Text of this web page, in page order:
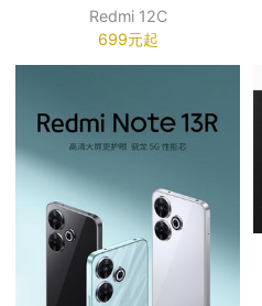
Redmi 12C
699元起